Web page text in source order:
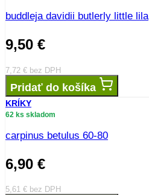
buddleja davidii butlerly little lila
9,50 €
7,72 € bez DPH
Pridať do košíka
KRÍKY
62 ks skladom
carpinus betulus 60-80
6,90 €
5,61 € bez DPH